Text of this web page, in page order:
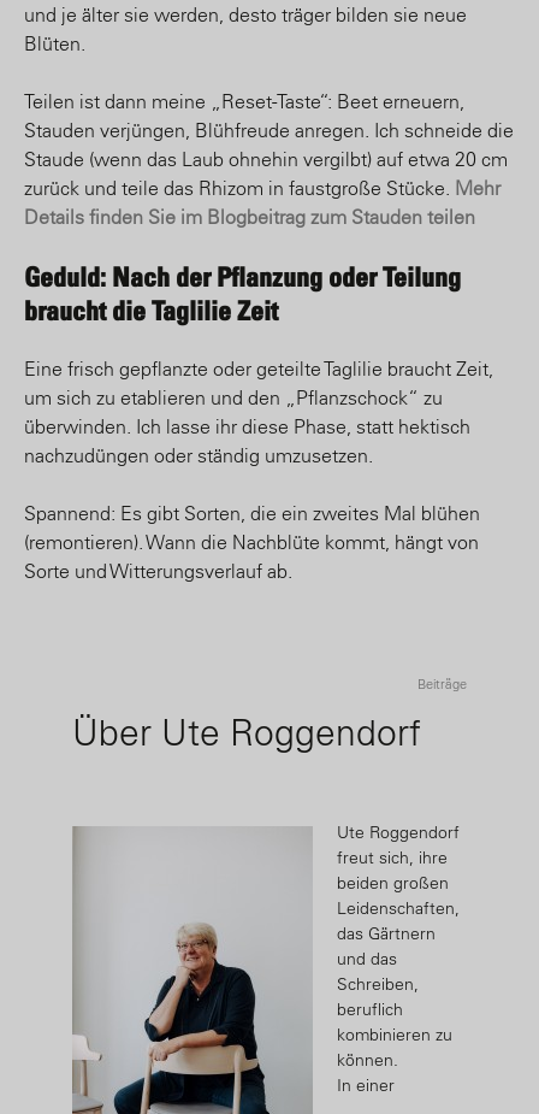
und je älter sie werden, desto träger bilden sie neue
Blüten.
Teilen ist dann meine „Reset-Taste“: Beet erneuern,
Stauden verjüngen, Blühfreude anregen. Ich schneide die
Staude (wenn das Laub ohnehin vergilbt) auf etwa 20 cm
zurück und teile das Rhizom in faustgroße Stücke. Mehr
Details finden Sie im Blogbeitrag zum Stauden teilen
Geduld: Nach der Pflanzung oder Teilung
braucht die Taglilie Zeit
Eine frisch gepflanzte oder geteilte Taglilie braucht Zeit,
um sich zu etablieren und den „Pflanzschock“ zu
überwinden. Ich lasse ihr diese Phase, statt hektisch
nachzudüngen oder ständig umzusetzen.
Spannend: Es gibt Sorten, die ein zweites Mal blühen
(remontieren). Wann die Nachblüte kommt, hängt von
Sorte und Witterungsverlauf ab.
Beiträge
Über Ute Roggendorf
Ute Roggendorf
freut sich, ihre
beiden großen
Leidenschaften,
das Gärtnern
und das
Schreiben,
beruflich
kombinieren zu
können.
In einer